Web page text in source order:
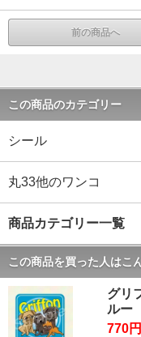
前の商品へ
この商品のカテゴリー
シール
丸33他のワンコ
商品カテゴリー一覧
この商品を買った人はこ
グリ
ルー
770